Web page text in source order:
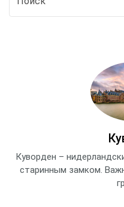
Куворден –
старинным замком.